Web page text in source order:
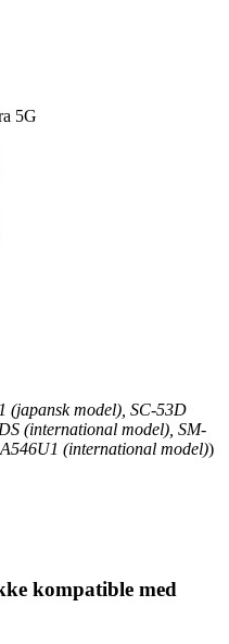
5G
(japansk model), SC-53D
(international model), SM-
(international model))
kompatible med